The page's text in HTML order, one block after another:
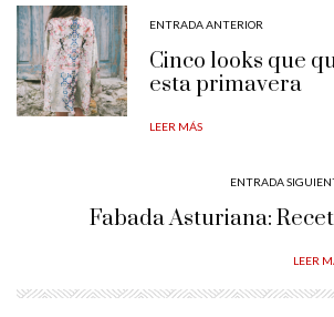
ENTRADA ANTERIOR
Cinco looks que
esta primavera
LEER MÁS
ENTRADA
Fabada Asturiana:
LEER